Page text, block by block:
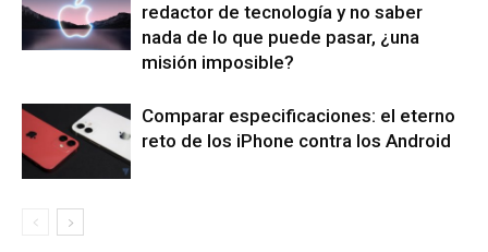
redactor de tecnología y no saber
nada de lo que puede pasar, ¿una
misión imposible?
Comparar especificaciones: el eterno
reto de los iPhone contra los Android